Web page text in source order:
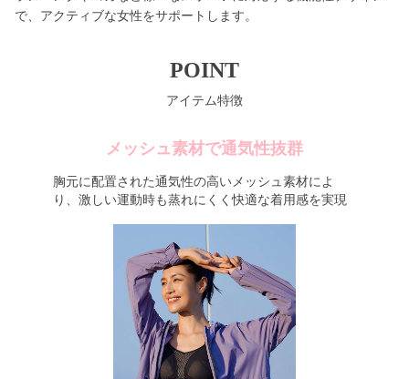
で、アクティブな女性をサポートします。
POINT
アイテム特徴
メッシュ素材で通気性抜群
胸元に配置された通気性の高いメッシュ素材によ
り、激しい運動時も蒸れにくく快適な着用感を実現